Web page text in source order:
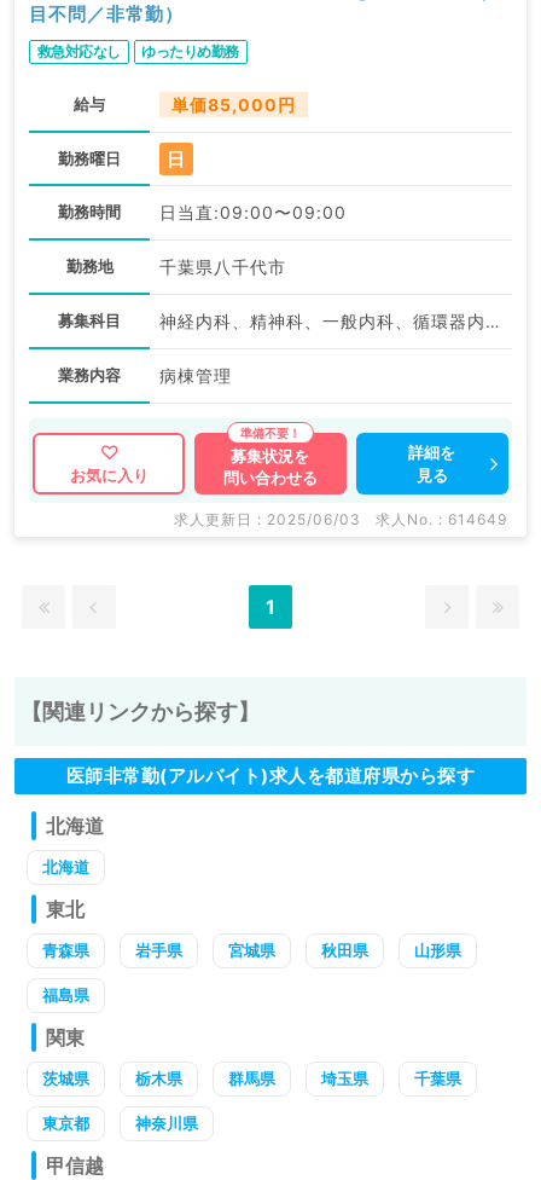
目不問／非常勤）
救急対応なし ゆったりめ勤務
給与 単価85,000円
勤務曜日 日
勤務時間 日当直:09:00〜09:00
勤務地 千葉県八千代市
募集科目 神経内科、精神科、一般内科、循環器内科、呼吸器内科、消化器内科、内分泌・代謝内科、腎臓内科、老年内科、科目不問
業務内容 病棟管理
お気に入り
募集状況を
問い合わせる
詳細を
見る
求人更新日 : 2025/06/03 求人No. : 614649
1
【関連リンクから探す】
医師非常勤(アルバイト)求人を都道府県から探す
北海道
北海道
東北
青森県 岩手県 宮城県 秋田県 山形県
福島県
関東
茨城県 栃木県 群馬県 埼玉県 千葉県
東京都 神奈川県
甲信越